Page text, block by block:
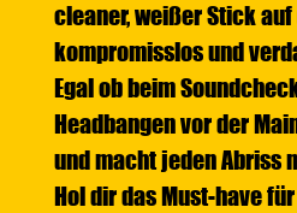
cleaner, weißer Stick auf
kompromisslos und
Egal ob beim
Headbangen vor der
und macht jeden Abriss
Hol dir das Must-have